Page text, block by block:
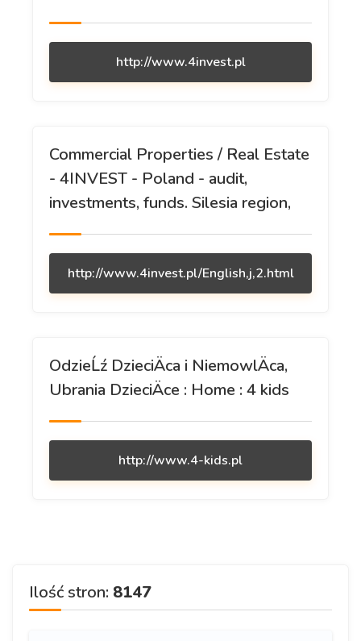
http://www.4invest.pl
Commercial Properties / Real Estate
- 4INVEST - Poland - audit,
investments, funds. Silesia region,
http://www.4invest.pl/English,j,2.html
OdzieĹź DzieciÄca i NiemowlÄca,
Ubrania DzieciÄce : Home : 4 kids
http://www.4-kids.pl
Ilość stron: 8147